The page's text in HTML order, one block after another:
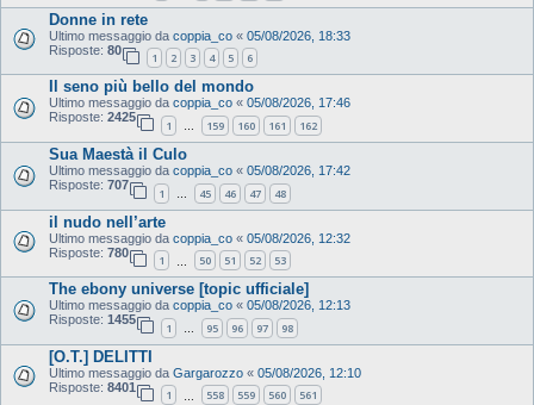
Donne in rete
Ultimo messaggio da coppia_co « 05/08/2026, 18:33
Risposte: 80
1 2 3 4 5 6
Il seno più bello del mondo
Ultimo messaggio da coppia_co « 05/08/2026, 17:46
Risposte: 2425
1 … 159 160 161 162
Sua Maestà il Culo
Ultimo messaggio da coppia_co « 05/08/2026, 17:42
Risposte: 707
1 45 46 47 48
il nudo nell’arte
Ultimo messaggio da coppia_co « 05/08/2026, 12:32
Risposte: 780
1 50 51 52 53
The ebony universe [topic ufficiale]
Ultimo messaggio da coppia_co « 05/08/2026, 12:13
Risposte: 1455
1 … 95 96 97 98
[O.T.] DELITTI
Ultimo messaggio da Gargarozzo « 05/08/2026, 12:10
Risposte: 8401
1 558 559 560 561